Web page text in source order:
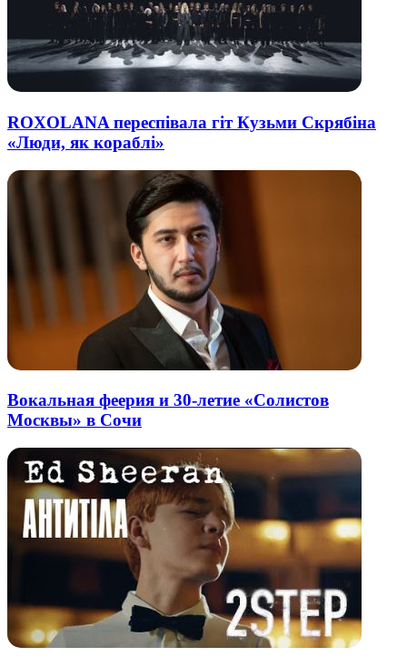
ROXOLANA переспівала гіт Кузьми Скрябіна
«Люди, як кораблі»
Вокальная феерия и 30-летие «Солистов
Москвы» в Сочи